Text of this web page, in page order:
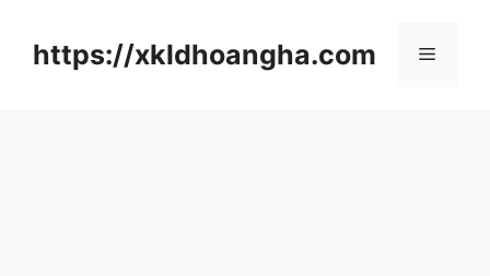
https://xkldhoangha.com 메